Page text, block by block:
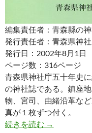
編集責任者：青森縣の
発行責任者：青森県神
発行日：2002年8月1日
ページ数：316ページ
青森県神社庁五十年史
の神社誌である。鎮座
物、宮司、由緒沿革な
真が１枚ずつ付く。
続きを読む 青森縣の神社
→